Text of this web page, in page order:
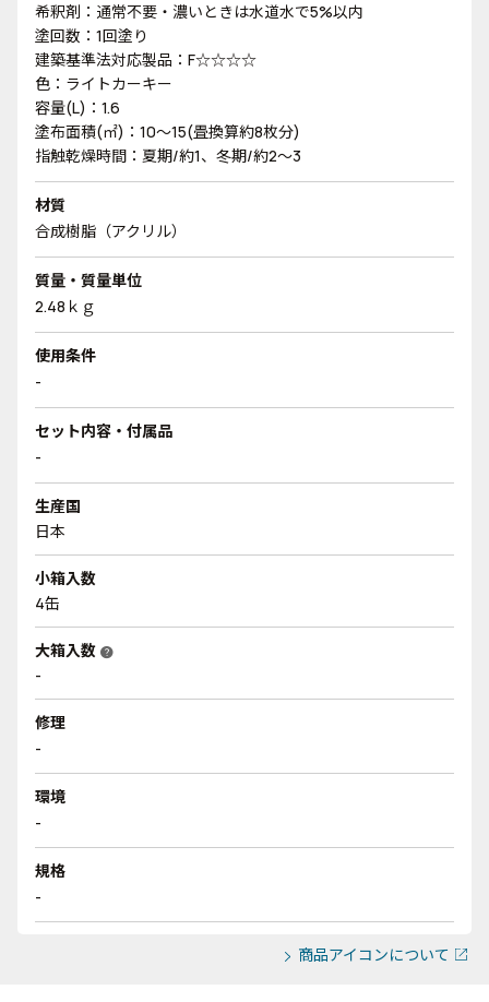
希釈剤：通常不要・濃いときは水道水で5%以内
塗回数：1回塗り
建築基準法対応製品：F☆☆☆☆
色：ライトカーキー
容量(L)：1.6
塗布面積(㎡)：10～15(畳換算約8枚分)
指触乾燥時間：夏期/約1、冬期/約2～3
材質
合成樹脂（アクリル）
質量・質量単位
2.48ｋｇ
使用条件
-
セット内容・付属品
-
生産国
日本
小箱入数
4缶
大箱入数 help
-
修理
-
環境
-
規格
-
商品アイコンについて